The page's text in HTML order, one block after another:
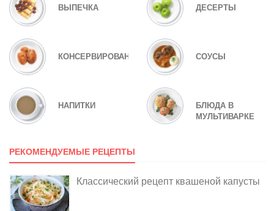
ВЫПЕЧКА ДЕСЕРТЫ
КОНСЕРВИРОВАНИЕ СОУСЫ
НАПИТКИ
БЛЮДА В
МУЛЬТИВАРКЕ
РЕКОМЕНДУЕМЫЕ РЕЦЕПТЫ
Классический рецепт квашеной капусты